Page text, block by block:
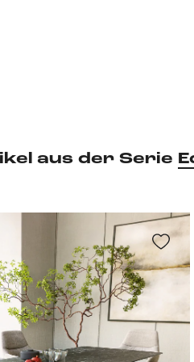
aus der Serie